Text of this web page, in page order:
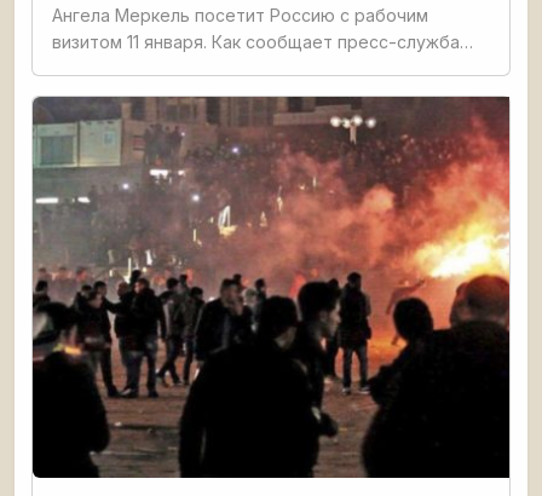
Ангела Меркель посетит Россию с рабочим
визитом 11 января. Как сообщает пресс-служба
состоится по приглашению президента России